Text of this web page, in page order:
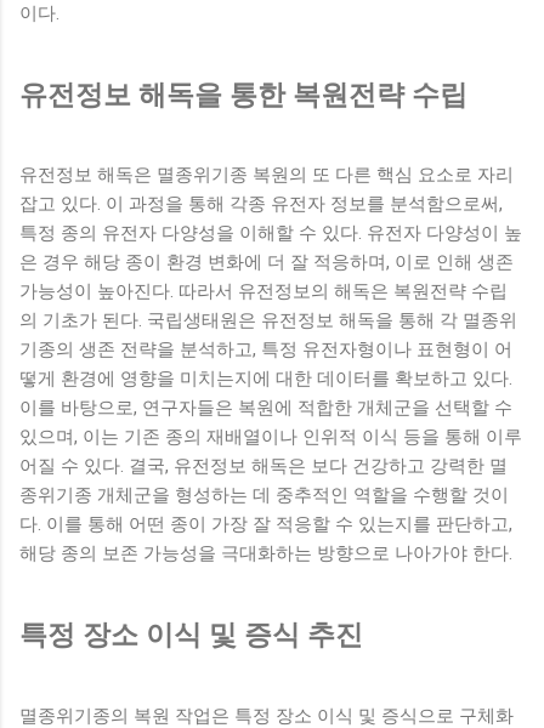
이다.
유전정보 해독을 통한 복원전략 수립
유전정보 해독은 멸종위기종 복원의 또 다른 핵심 요소로 자리
잡고 있다. 이 과정을 통해 각종 유전자 정보를 분석함으로써,
특정 종의 유전자 다양성을 이해할 수 있다. 유전자 다양성이 높
은 경우 해당 종이 환경 변화에 더 잘 적응하며, 이로 인해 생존
가능성이 높아진다. 따라서 유전정보의 해독은 복원전략 수립
의 기초가 된다. 국립생태원은 유전정보 해독을 통해 각 멸종위
기종의 생존 전략을 분석하고, 특정 유전자형이나 표현형이 어
떻게 환경에 영향을 미치는지에 대한 데이터를 확보하고 있다.
이를 바탕으로, 연구자들은 복원에 적합한 개체군을 선택할 수
있으며, 이는 기존 종의 재배열이나 인위적 이식 등을 통해 이루
어질 수 있다. 결국, 유전정보 해독은 보다 건강하고 강력한 멸
종위기종 개체군을 형성하는 데 중추적인 역할을 수행할 것이
다. 이를 통해 어떤 종이 가장 잘 적응할 수 있는지를 판단하고,
해당 종의 보존 가능성을 극대화하는 방향으로 나아가야 한다.
특정 장소 이식 및 증식 추진
멸종위기종의 복원 작업은 특정 장소 이식 및 증식으로 구체화